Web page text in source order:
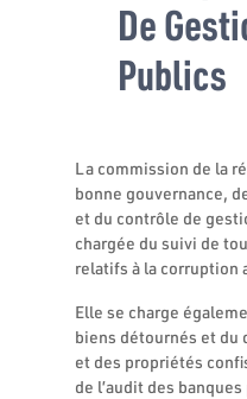
De
Publics
La commission de la
bonne gouvernance,
et du contrôle de
chargée du suivi de
relatifs à la corruption
Elle se charge
biens détournés et du
et des propriétés
de l’audit des